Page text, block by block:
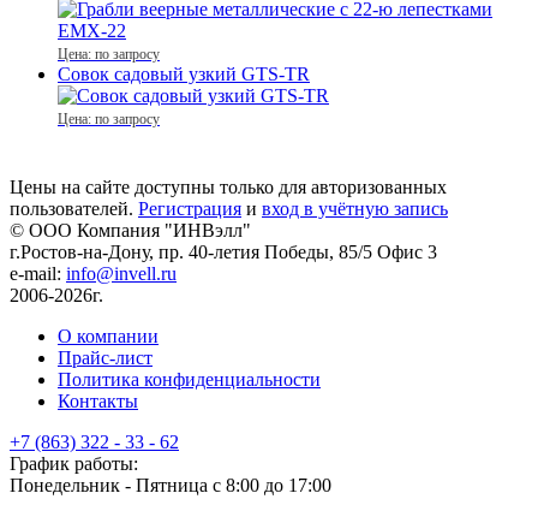
Цена: по запросу
Совок садовый узкий GTS-TR
Цена: по запросу
Цены на сайте доступны только для авторизованных
пользователей. Регистрация и вход в учётную запись
© ООО Компания "ИНВэлл"
г.Ростов-на-Дону, пр. 40-летия Победы, 85/5 Офис 3
e-mail: info@invell.ru
2006-2026г.
О компании
Прайс-лист
Политика конфиденциальности
Контакты
+7 (863) 322 - 33 - 62
График работы:
Понедельник - Пятница с 8:00 до 17:00